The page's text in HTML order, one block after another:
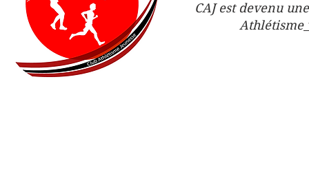
CAJ est devenu
Athlétisme